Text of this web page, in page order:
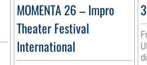
MOMENTA 26 – Impro
Theater Festival
International